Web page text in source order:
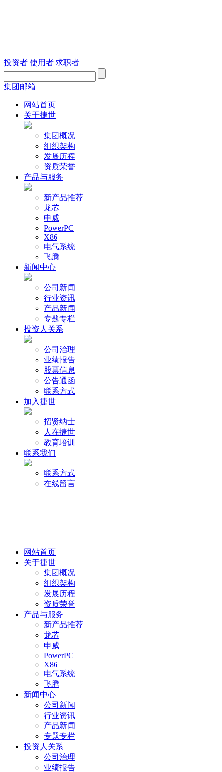
投资者 使用者 求职者
集团邮箱
网站首页
关于捷世
集团概况
组织架构
发展历程
资质荣誉
产品与服务
新产品推荐
龙芯
申威
PowerPC
X86
电气系统
飞腾
新闻中心
公司新闻
行业资讯
产品新闻
专题专栏
投资人关系
公司治理
业绩报告
股票信息
公告通函
联系方式
加入捷世
招贤纳士
人在捷世
教育培训
联系我们
联系方式
在线留言
网站首页
关于捷世
集团概况
组织架构
发展历程
资质荣誉
产品与服务
新产品推荐
龙芯
申威
PowerPC
X86
电气系统
飞腾
新闻中心
公司新闻
行业资讯
产品新闻
专题专栏
投资人关系
公司治理
业绩报告